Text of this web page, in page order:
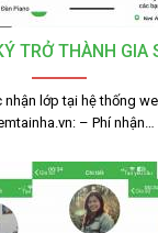
TRỞ THÀNH GIA
lớp tại hệ thống
– Phí nhận…